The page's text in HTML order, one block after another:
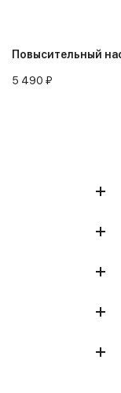
Повысительный
5 490 ₽